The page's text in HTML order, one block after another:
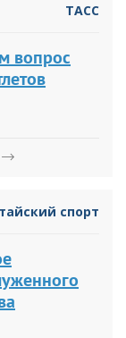
ТАСС
вопрос
спорт